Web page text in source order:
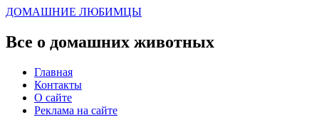
ДОМАШНИЕ ЛЮБИМЦЫ
Все о домашних животных
Главная
Контакты
О сайте
Реклама на сайте